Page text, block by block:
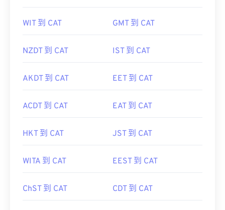
WIT 到 CAT GMT 到 CAT
NZDT 到 CAT IST 到 CAT
AKDT 到 CAT EET 到 CAT
ACDT 到 CAT EAT 到 CAT
HKT 到 CAT JST 到 CAT
WITA 到 CAT EEST 到 CAT
ChST 到 CAT CDT 到 CAT